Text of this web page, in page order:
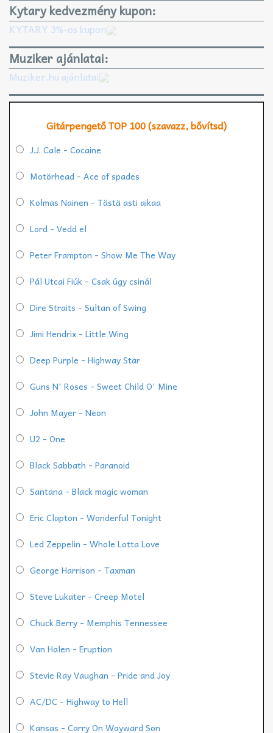
Kytary kedvezmény kupon:
KYTARY 3%-os kupon
Muziker ajánlatai:
Muziker.hu ajánlatai
Gitárpengető TOP 100 (szavazz, bővítsd)
J.J. Cale - Cocaine
Motörhead - Ace of spades
Kolmas Nainen - Tästä asti aikaa
Lord - Vedd el
Peter Frampton - Show Me The Way
Pál Utcai Fiúk - Csak úgy csinál
Dire Straits - Sultan of Swing
Jimi Hendrix - Little Wing
Deep Purple - Highway Star
Guns N' Roses - Sweet Child O' Mine
John Mayer - Neon
U2 - One
Black Sabbath - Paranoid
Santana - Black magic woman
Eric Clapton - Wonderful Tonight
Led Zeppelin - Whole Lotta Love
George Harrison - Taxman
Steve Lukater - Creep Motel
Chuck Berry - Memphis Tennessee
Van Halen - Eruption
Stevie Ray Vaughan - Pride and Joy
AC/DC - Highway to Hell
Kansas - Carry On Wayward Son